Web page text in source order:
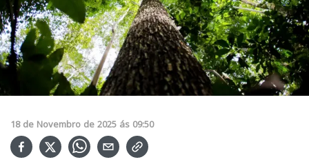
18 de Novembro de 2025 ás 09:50